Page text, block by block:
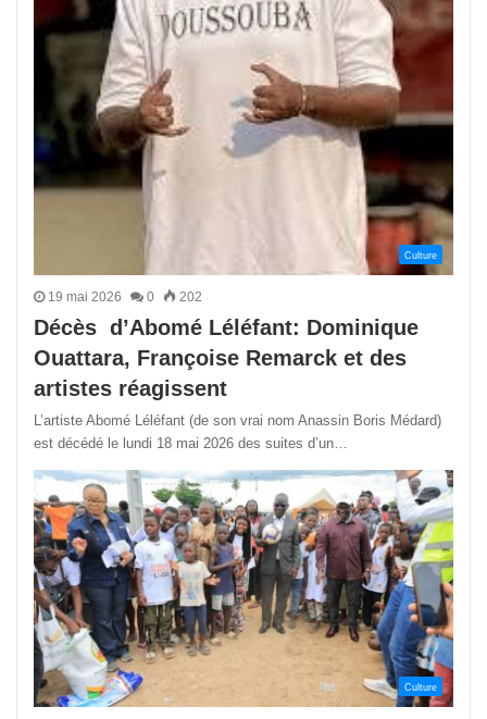
Culture
19 mai 2026 0 202
Décès d’Abomé Léléfant: Dominique
Ouattara, Françoise Remarck et des
artistes réagissent
L’artiste Abomé Léléfant (de son vrai nom Anassin Boris Médard)
est décédé le lundi 18 mai 2026 des suites d’un…
Culture